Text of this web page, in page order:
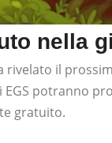
nella
rivelato il
EGS potranno
gratuito.